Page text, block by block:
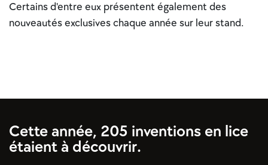
Certains d'entre eux présentent également des
nouveautés exclusives chaque année sur leur stand.
Cette année, 205 inventions en lice
étaient à découvrir.